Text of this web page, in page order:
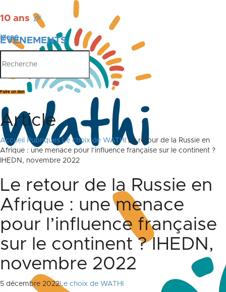
10 ans 🎉
ÉVÉNEMENTS
PUBLICATIONS
Menu
Faire un don
Article
Accueil Rubriques Le choix de WATHI
Le retour de la Russie en
Afrique : une menace pour l’influence française sur le continent ?
IHEDN, novembre 2022
Le retour de la Russie en
Afrique : une menace
pour l’influence française
sur le continent ? IHEDN,
novembre 2022
5 décembre 2022Le choix de WATHI